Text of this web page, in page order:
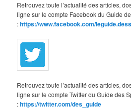
Retrouvez toute l’actualité des articles,
ligne sur le compte Facebook du Guide
:https://www.facebook.com/
Retrouvez toute l’actualité des articles,
ligne sur le compte Twitter du Guide des
:https://twitter.com/des_guide